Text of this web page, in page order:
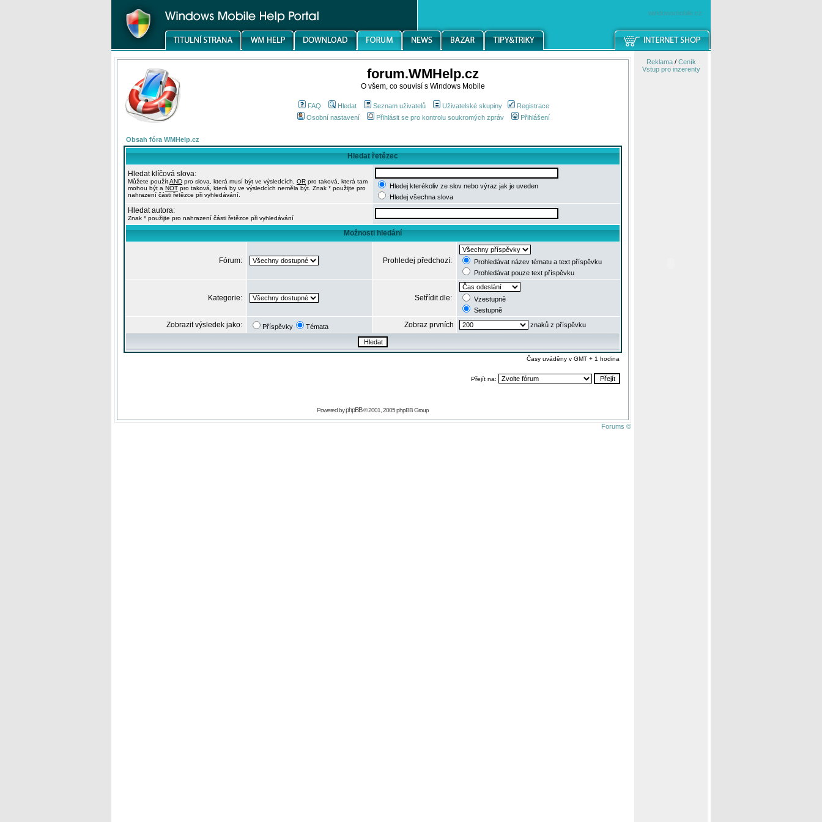
windowsmobile.cz
forum.WMHelp.cz
O všem, co souvisí s Windows Mobile
FAQ Hledat Seznam uživatelů Uživatelské skupiny
Registrace
Osobní nastavení
Přihlásit se pro kontrolu soukromých zpráv Přihlášení
Obsah fóra WMHelp.cz
Hledat řetězec
Hledat klíčová slova:
Můžete použítAND pro slova, která musí být ve výsledcích, OR pro taková, která tam
mohou být a NOT pro taková, která by ve výsledcích neměla být. Znak * použijte pro
nahrazení části řetězce při vyhledávání.
Hledej kterékoliv ze slov nebo výraz jak je uveden
Hledej všechna slova
Hledat autora:
Znak * použijte pro nahrazení části řetězce při vyhledávání
Možnosti hledání
Fórum: Prohledej předchozí:
Prohledávat název tématu a text příspěvku
Prohledávat pouze text příspěvku
Kategorie: Setřídit dle:
Vzestupně
Sestupně
Zobrazit výsledek jako: Příspěvky Témata Zobraz prvních znaků z příspěvku
Časy uváděny v GMT + 1 hodina
Přejít na:
Powered byphpBB© 2001, 2005 phpBB Group
Forums ©
Reklama/ Ceník
Vstup pro inzerenty